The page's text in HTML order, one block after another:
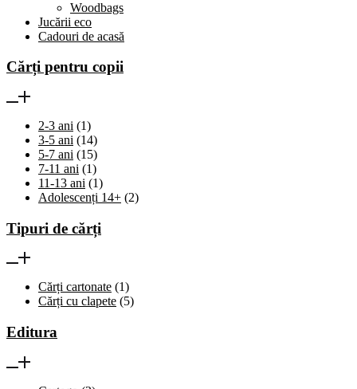
Woodbags
Jucării eco
Cadouri de acasă
Cărți pentru copii
2-3 ani (1)
3-5 ani (14)
5-7 ani (15)
7-11 ani (1)
11-13 ani (1)
Adolescenți 14+ (2)
Tipuri de cărți
Cărți cartonate (1)
Cărți cu clapete (5)
Editura